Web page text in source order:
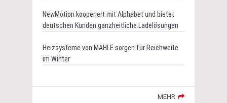
NewMotion kooperiert mit Alphabet und bietet
deutschen Kunden ganzheitliche Ladelösungen
Heizsysteme von MAHLE sorgen für Reichweite
im Winter
MEHR